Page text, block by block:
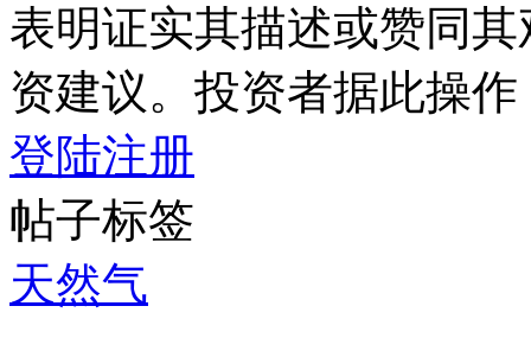
表明证实其描述或赞同
资建议。投资者据此操
登陆注册
帖子标签
天然气